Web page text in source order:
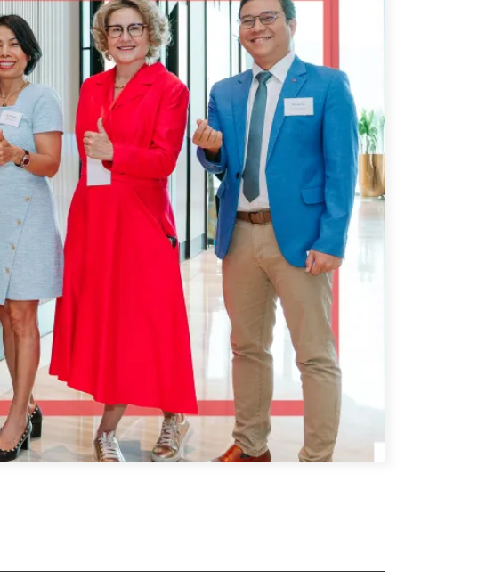
PUBLICATIONS
Observatoire Asie
Perspectives
Dépêches
Rapports et notes de synthèse
Réflexions stratégiques
Explications
Études de cas
Sondages
Séries spéciales
Pleins feux
CPTPP Portal